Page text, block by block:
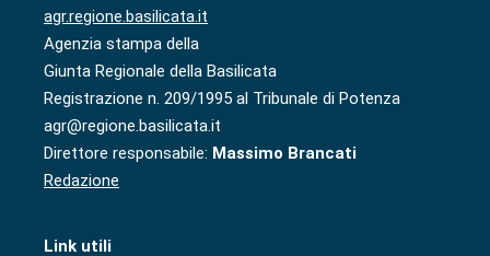
agr.regione.basilicata.it
Agenzia stampa della
Giunta Regionale della Basilicata
Registrazione n. 209/1995 al Tribunale di Potenza
agr@regione.basilicata.it
Direttore responsabile: Massimo Brancati
Redazione
Link utili